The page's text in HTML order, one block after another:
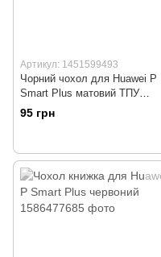
Артикул: 1451599493
Чорний чохол для Huawei P
Smart Plus матовий ТПУ
(бампер)
95 грн